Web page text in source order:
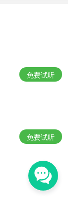
免费试听
免费试听